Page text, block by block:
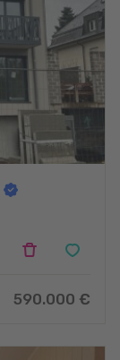
590.000 €